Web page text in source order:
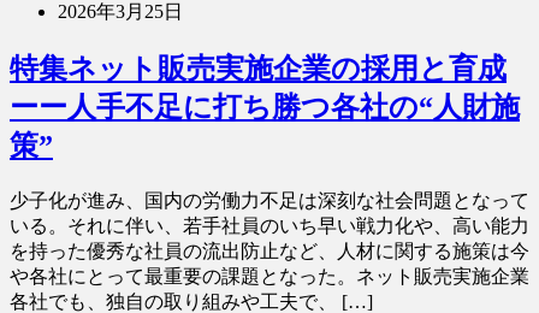
2026年3月25日
特集ネット販売実施企業の採用と育成
ーー人手不足に打ち勝つ各社の“人財施
策”
少子化が進み、国内の労働力不足は深刻な社会問題となって
いる。それに伴い、若手社員のいち早い戦力化や、高い能力
を持った優秀な社員の流出防止など、人材に関する施策は今
や各社にとって最重要の課題となった。ネット販売実施企業
各社でも、独自の取り組みや工夫で、 […]